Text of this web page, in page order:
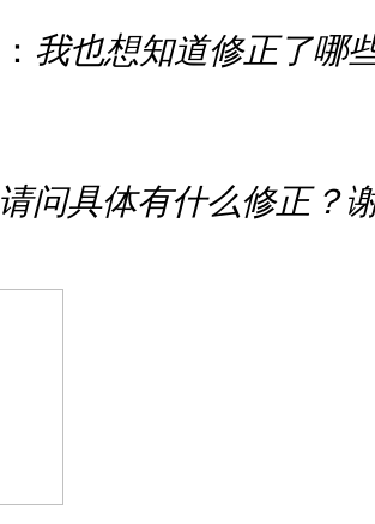
： 我也想知道修正了哪
请问具体有什么修正？